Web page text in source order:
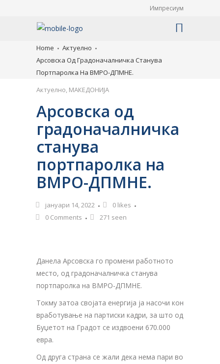
Импресиум
Home
Актуелно
Арсовска Од Градоначалничка Станува
Портпаролка На ВМРО-ДПМНЕ.
Актуелно, МАКЕДОНИЈА
Арсовска од
градоначалничка
станува
портпаролка на
ВМРО-ДПМНЕ.
јануари 14, 2022 0 likes
0 Comments
271 seen
Данела Арсовска го промени работното
место, од градоначалничка станува
портпаролка на ВМРО-ДПМНЕ.
Токму затоа својата енергија ја насочи кон
вработување на партиски кадри, за што од
Буџетот на Градот се издвоени 670.000
евра.
Од друга страна се жали дека нема пари во